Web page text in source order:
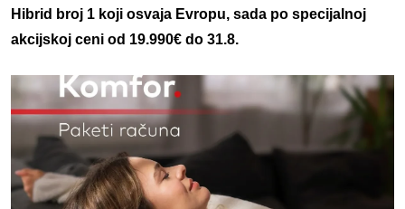
Hibrid broj 1 koji osvaja Evropu, sada po specijalnoj
akcijskoj ceni od 19.990€ do 31.8.